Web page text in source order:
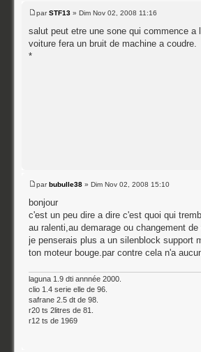
parSTF13 » Dim Nov 02, 2008 11:16
salut peut etre une sone qui commence
voiture fera un bruit de machine a coudre.
*
parbubulle38 » Dim Nov 02, 2008 15:10
bonjour
c'est un peu dire a dire c'est quoi qui
au ralenti,au demarage ou changement
je penserais plus a un silenblock support
ton moteur bouge.par contre cela n'a
laguna 1.9 dti annnée 2000.
clio 1.4 serie elle de 96.
safrane 2.5 dt de 98.
r20 ts 2litres de 81.
r12 ts de 1969